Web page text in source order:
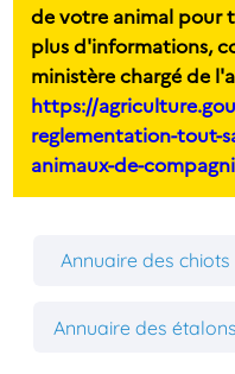
de votre animal pour
plus d'informations,
ministère chargé de
https://
reglementation-tout-
animaux-de-
Annuaire des chiots
Annuaire des étalons